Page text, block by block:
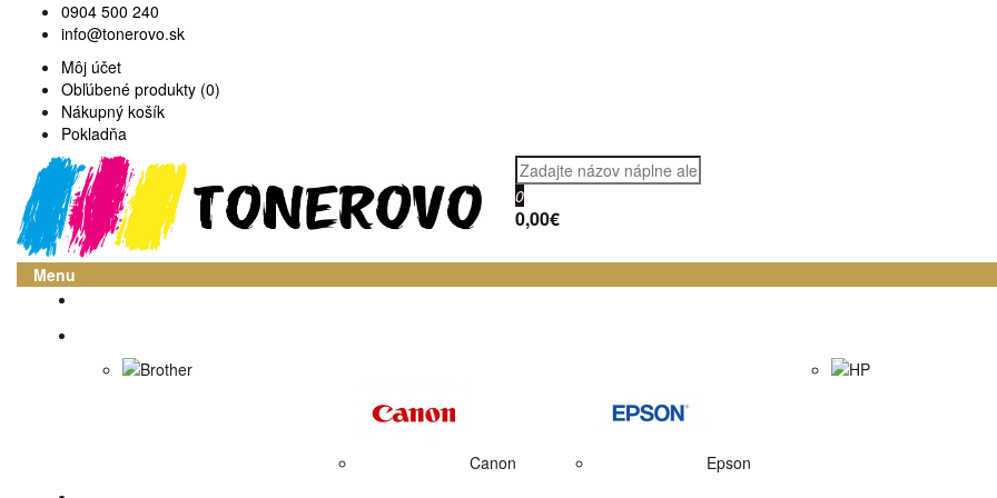
0904 500 240
info@tonerovo.sk
Môj účet
Obľúbené produkty (0)
Nákupný košík
Pokladňa
0
0,00€
Menu
Brother
Canon Epson
HP